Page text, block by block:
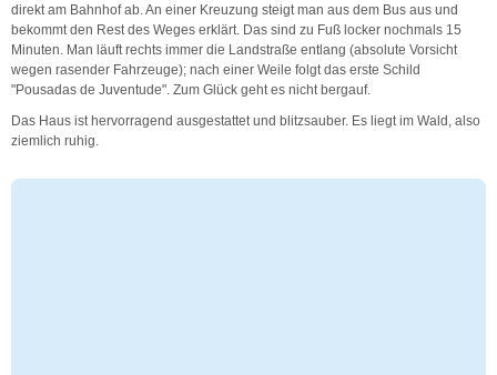
direkt am Bahnhof ab. An einer Kreuzung steigt man aus dem Bus aus und
bekommt den Rest des Weges erklärt. Das sind zu Fuß locker nochmals 15
Minuten. Man läuft rechts immer die Landstraße entlang (absolute Vorsicht
wegen rasender Fahrzeuge); nach einer Weile folgt das erste Schild
"Pousadas de Juventude". Zum Glück geht es nicht bergauf.
Das Haus ist hervorragend ausgestattet und blitzsauber. Es liegt im Wald, also
ziemlich ruhig.